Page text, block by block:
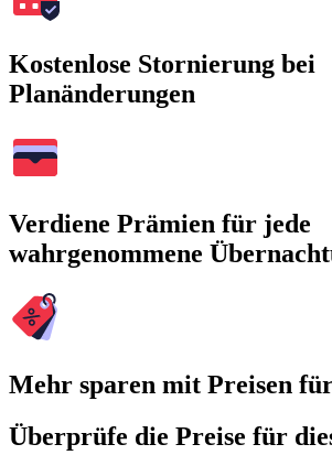
Kostenlose Stornierung bei
Planänderungen
Verdiene Prämien für jede
wahrgenommene
Mehr sparen mit Preisen
Überprüfe die Preise für